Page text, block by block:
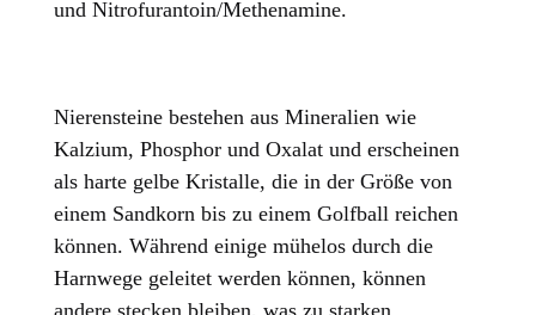
und Nitrofurantoin/Methenamine.
Nierensteine bestehen aus Mineralien wie
Kalzium, Phosphor und Oxalat und erscheinen
als harte gelbe Kristalle, die in der Größe von
einem Sandkorn bis zu einem Golfball reichen
können. Während einige mühelos durch die
Harnwege geleitet werden können, können